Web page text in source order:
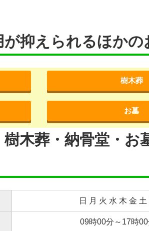
抑えられるほかの
樹木葬
お墓
木葬・納骨堂・お
日 月 火 水 木 金 土
09時00分～17時00